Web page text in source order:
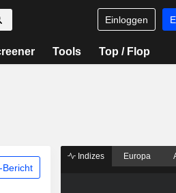
Einloggen
Tools Top / Flop
Bericht
Indizes Europa